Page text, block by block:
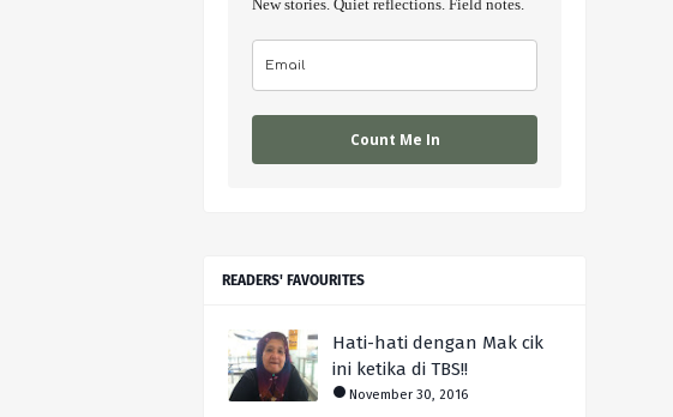
New stories. Quiet reflections. Field notes.
Count Me In
READERS' FAVOURITES
Hati-hati dengan Mak cik
ini ketika di TBS!!
November 30, 2016